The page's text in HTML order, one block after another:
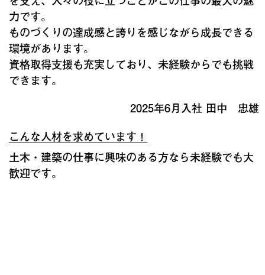
力です。
ものづくりの達成感と誇りを感じながら成長できる
環境があります。
資格取得支援も充実しており、未経験からでも挑戦
できます。
2025年6月入社 田中 忠雄
こんな人材を求めています！
土木・建築の仕事に興味のある方なら未経験でも大
歓迎です。